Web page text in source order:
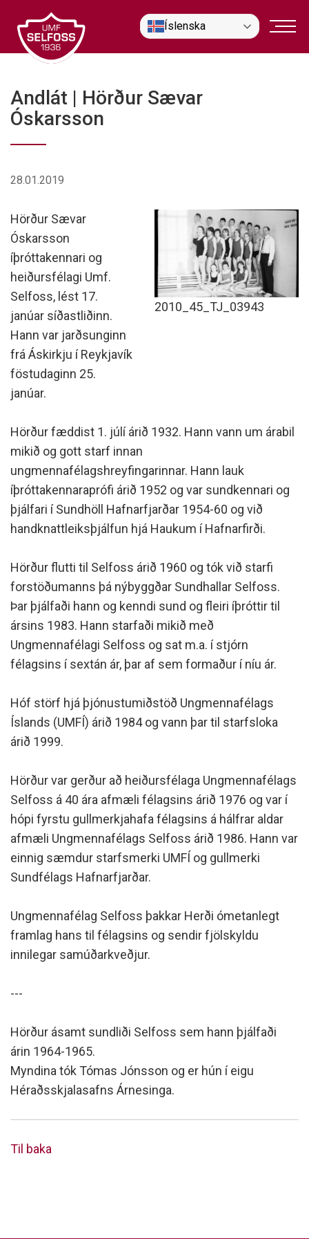
efni
Íslenska
Andlát | Hörður Sævar
Óskarsson
28.01.2019
2010_45_TJ_03943
Hörður Sævar
Óskarsson
íþróttakennari og
heiðursfélagi Umf.
Selfoss, lést 17.
janúar síðastliðinn.
Hann var jarðsunginn
frá Áskirkju í Reykjavík
föstudaginn 25.
janúar.
Hörður fæddist 1. júlí árið 1932. Hann vann um árabil
mikið og gott starf innan
ungmennafélagshreyfingarinnar. Hann lauk
íþróttakennaraprófi árið 1952 og var sundkennari og
þjálfari í Sundhöll Hafnarfjarðar 1954-60 og við
handknattleiksþjálfun hjá Haukum í Hafnarfirði.
Hörður flutti til Selfoss árið 1960 og tók við starfi
forstöðumanns þá nýbyggðar Sundhallar Selfoss.
Þar þjálfaði hann og kenndi sund og fleiri íþróttir til
ársins 1983. Hann starfaði mikið með
Ungmennafélagi Selfoss og sat m.a. í stjórn
félagsins í sextán ár, þar af sem formaður í níu ár.
Hóf störf hjá þjónustumiðstöð Ungmennafélags
Íslands (UMFÍ) árið 1984 og vann þar til starfsloka
árið 1999.
Hörður var gerður að heiðursfélaga Ungmennafélags
Selfoss á 40 ára afmæli félagsins árið 1976 og var í
hópi fyrstu gullmerkjahafa félagsins á hálfrar aldar
afmæli Ungmennafélags Selfoss árið 1986. Hann var
einnig sæmdur starfsmerki UMFÍ og gullmerki
Sundfélags Hafnarfjarðar.
Ungmennafélag Selfoss þakkar Herði ómetanlegt
framlag hans til félagsins og sendir fjölskyldu
innilegar samúðarkveðjur.
---
Hörður ásamt sundliði Selfoss sem hann þjálfaði
árin 1964-1965.
Myndina tók Tómas Jónsson og er hún í eigu
Héraðsskjalasafns Árnesinga.
Til baka